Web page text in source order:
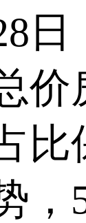
日
价
比
，